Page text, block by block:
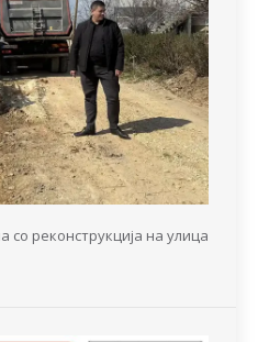
реконструкција на улица